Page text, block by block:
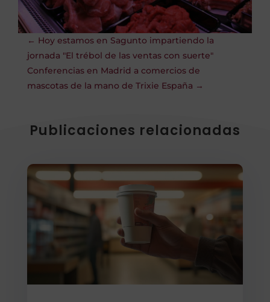
← Hoy estamos en Sagunto impartiendo la
jornada "El trébol de las ventas con suerte"
Conferencias en Madrid a comercios de
mascotas de la mano de Trixie España →
Publicaciones relacionadas